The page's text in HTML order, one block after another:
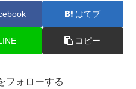
はてブ
コピー
フォローする